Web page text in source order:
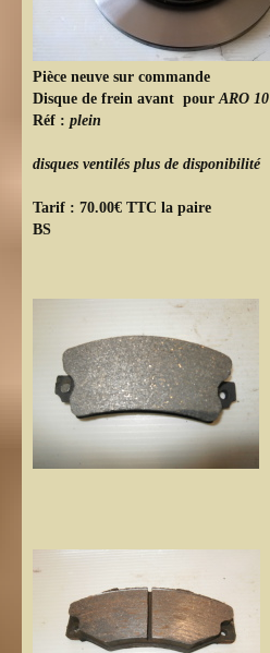
Pièce neuve sur commande
Disque de frein avant pour ARO 10
Réf : plein
disques ventilés plus de disponibilité
Tarif : 70.00€ TTC la paire
BS